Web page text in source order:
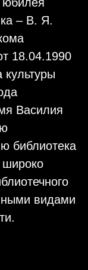
– В. Я.
18.04.1990
культуры
Василия
библиотека
видами